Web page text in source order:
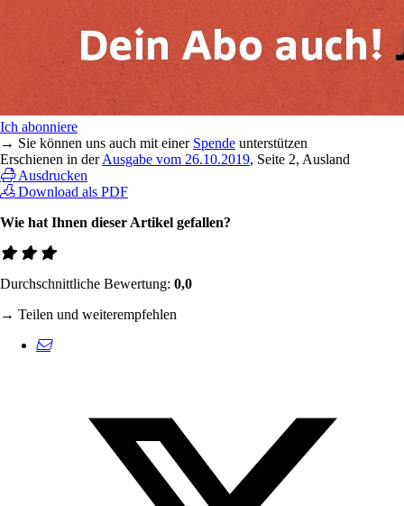
Ich abonniere
→ Sie können uns auch mit einer Spende unterstützen
Erschienen in derAusgabe vom 26.10.2019, Seite 2, Ausland
Ausdrucken
Download als PDF
Wie hat Ihnen dieser Artikel gefallen?
Durchschnittliche Bewertung: 0,0
→ Teilen und weiterempfehlen